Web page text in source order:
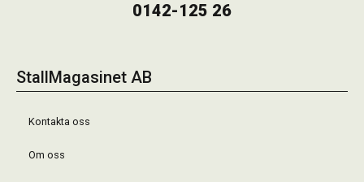
0142-125 26
StallMagasinet AB
Kontakta oss
Om oss